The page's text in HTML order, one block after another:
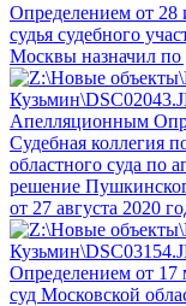
Определением от 28
судья судебного
Москвы назначил по
Апелляционным
Судебная коллегия
областного суда по
решение
от 27 августа 2020
Определением от 17
суд Московской